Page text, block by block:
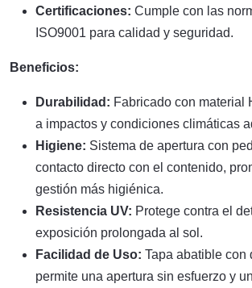
Certificaciones: Cumple con las
ISO9001 para calidad y seguridad.
Beneficios:
Durabilidad: Fabricado con material
a impactos y condiciones climáticas
Higiene: Sistema de apertura con
contacto directo con el contenido,
gestión más higiénica.
Resistencia UV: Protege contra el
exposición prolongada al sol.
Facilidad de Uso: Tapa abatible con
permite una apertura sin esfuerzo y